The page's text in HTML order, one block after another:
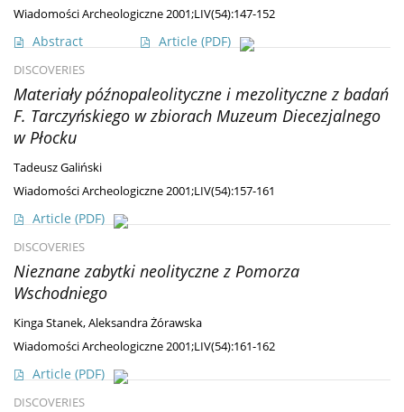
Wiadomości Archeologiczne 2001;LIV(54):147-152
Abstract Article (PDF)
DISCOVERIES
Materiały późnopaleolityczne i mezolityczne z badań
F. Tarczyńskiego w zbiorach Muzeum Diecezjalnego
w Płocku
Tadeusz Galiński
Wiadomości Archeologiczne 2001;LIV(54):157-161
Article (PDF)
DISCOVERIES
Nieznane zabytki neolityczne z Pomorza
Wschodniego
Kinga Stanek,Aleksandra Żórawska
Wiadomości Archeologiczne 2001;LIV(54):161-162
Article (PDF)
DISCOVERIES